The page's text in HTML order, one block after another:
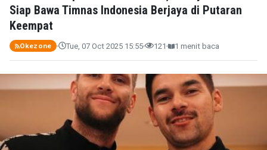
Siap Bawa Timnas Indonesia Berjaya di Putaran
Keempat
Okezone Tue, 07 Oct 2025 15:55 121 1 menit baca